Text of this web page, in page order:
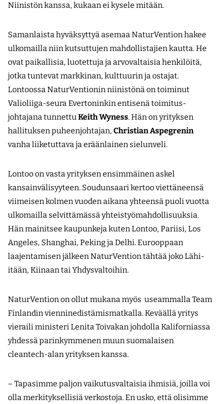
Niinistön kanssa, kukaan ei kysele mitään.
Samanlaista hyväksyttyä asemaa NaturVention hakee
ulkomailla niin kutsuttujen mahdollistajien kautta. He
ovat paikallisia, luotettuja ja arvovaltaisia henkilöitä,
jotka tuntevat markkinan, kulttuurin ja ostajat.
Lontoossa NaturVentionin niinistönä on toiminut
Valioliiga-seura Evertoninkin entisenä toimitus­
johtajana tunnettuKeith Wyness. Hän on yrityksen
hallituksen puheenjohtajan, Christian Aspegrenin
vanha liiketuttava ja eräänlainen sielunveli.
Lontoo on vasta yrityksen ensimmäinen askel
kansainvälisyyteen. Soudunsaari kertoo viettäneensä
viimeisen kolmen vuoden aikana yhteensä puoli vuotta
ulkomailla selvittämässä yhteistyömahdollisuuksia.
Hän mainitsee kaupunkeja kuten Lontoo, Pariisi, Los
Angeles, Shanghai, Peking ja Delhi. Eurooppaan
laajentamisen jälkeen NaturVention tähtää joko Lähi-
itään, Kiinaan tai Yhdysvaltoihin.
NaturVention on ollut mukana myös useammalla Team
Finlandin vienninedistämis­matkalla. Keväällä yritys
vieraili ministeri Lenita Toivakan johdolla Kaliforniassa
yhdessä parinkymmenen muun suomalaisen
cleantech-alan yrityksen kanssa.
– Tapasimme paljon vaikutusvaltaisia ihmisiä, joilla voi
olla merkityksellisiä verkostoja. En usko, että olisimme